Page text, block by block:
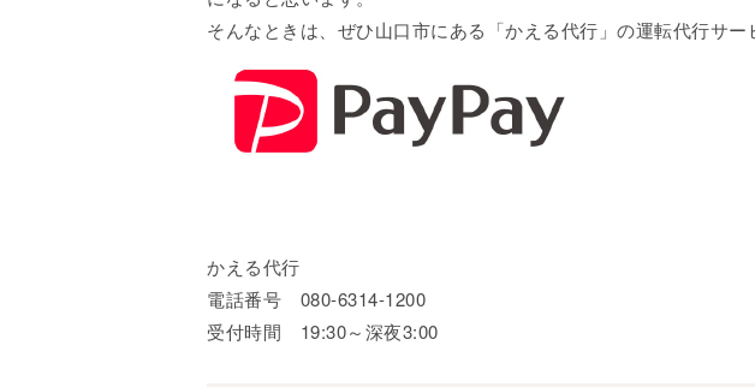
そんなときは、ぜひ山口市にある「かえる代行」の運転代行サー
かえる代行
電話番号 080-6314-1200
受付時間 19:30～深夜3:00